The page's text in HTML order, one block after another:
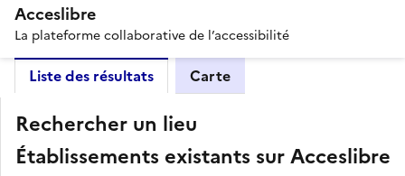
Acceslibre
La plateforme collaborative de l’accessibilité
Liste des résultats Carte
Rechercher un lieu
Établissements existants sur Acceslibre